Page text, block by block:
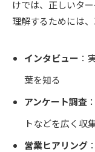
けでは、正しいタ
理解するためには
インタビュー ：
葉を知る
アンケート調査
トなどを広く収
営業ヒアリング